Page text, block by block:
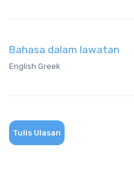
Bahasa dalam lawatan
English Greek
Tulis Ulasan